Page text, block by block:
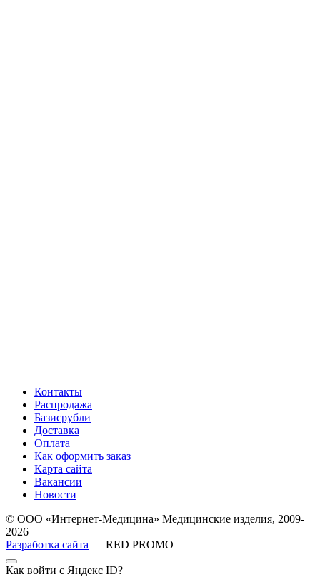
Контакты
Распродажа
Базисрубли
Доставка
Оплата
Как оформить заказ
Карта сайта
Вакансии
Новости
© ООО «Интернет-Медицина» Медицинские изделия, 2009-
2026
Разработка сайта — RED PROMO
Как войти с Яндекс ID?